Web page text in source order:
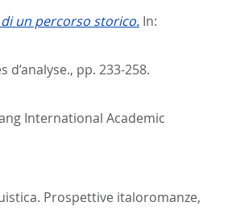
di un percorso storico. In:
d’analyse., pp. 233-258.
International Academic
Prospettive italoromanze,